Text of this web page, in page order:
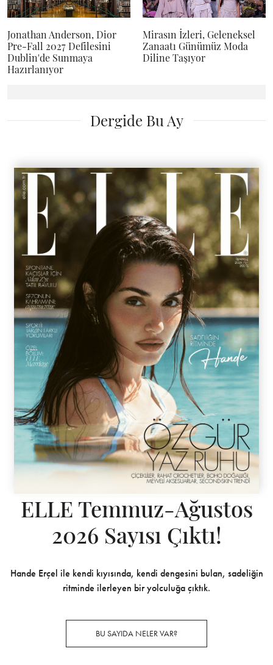
Jonathan Anderson, Dior
Pre-Fall 2027 Defilesini
Dublin'de Sunmaya
Hazırlanıyor
Mirasın İzleri, Geleneksel
Zanaatı Günümüz Moda
Diline Taşıyor
Dergide Bu Ay
ELLE Temmuz-Ağustos
2026 Sayısı Çıktı!
Hande Erçel ile kendi kıyısında, kendi dengesini bulan, sadeliğin
ritminde ilerleyen bir yolculuğa çıktık.
BU SAYIDA NELER VAR?